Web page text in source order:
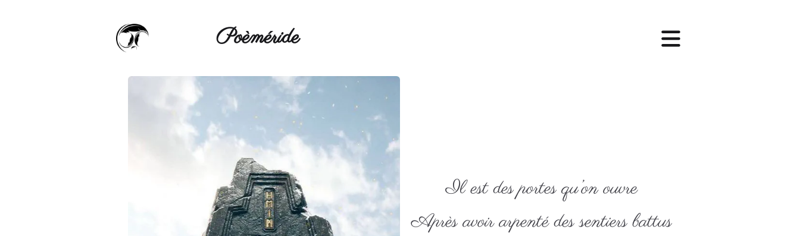
Poèméride
Il est des portes qu’on ouvre
Après avoir arpenté des sentiers battus